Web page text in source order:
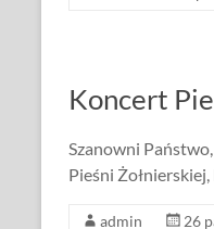
Koncert
Szanowni
Pieśni
admin 26